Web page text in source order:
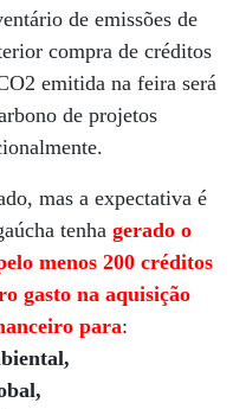
de emissões de
compra de créditos
emitida na feira será
de projetos
mas a expectativa é
tenha gerado o
menos 200 créditos
gasto na aquisição
para: